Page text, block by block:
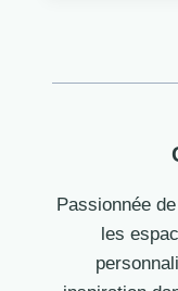
Passionnée
les